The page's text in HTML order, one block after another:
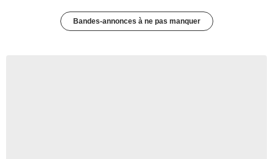
Bandes-annonces à ne pas manquer